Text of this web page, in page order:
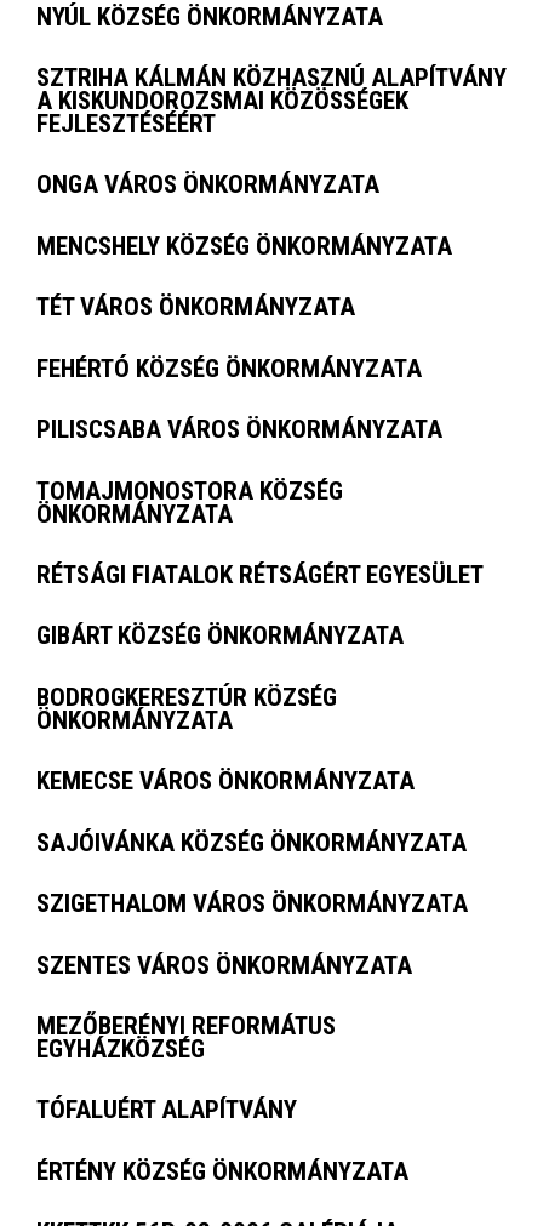
NYÚL KÖZSÉG ÖNKORMÁNYZATA
SZTRIHA KÁLMÁN KÖZHASZNÚ ALAPÍTVÁNY
A KISKUNDOROZSMAI KÖZÖSSÉGEK
FEJLESZTÉSÉÉRT
ONGA VÁROS ÖNKORMÁNYZATA
MENCSHELY KÖZSÉG ÖNKORMÁNYZATA
TÉT VÁROS ÖNKORMÁNYZATA
FEHÉRTÓ KÖZSÉG ÖNKORMÁNYZATA
PILISCSABA VÁROS ÖNKORMÁNYZATA
TOMAJMONOSTORA KÖZSÉG
ÖNKORMÁNYZATA
RÉTSÁGI FIATALOK RÉTSÁGÉRT EGYESÜLET
GIBÁRT KÖZSÉG ÖNKORMÁNYZATA
BODROGKERESZTÚR KÖZSÉG
ÖNKORMÁNYZATA
KEMECSE VÁROS ÖNKORMÁNYZATA
SAJÓIVÁNKA KÖZSÉG ÖNKORMÁNYZATA
SZIGETHALOM VÁROS ÖNKORMÁNYZATA
SZENTES VÁROS ÖNKORMÁNYZATA
MEZŐBERÉNYI REFORMÁTUS
EGYHÁZKÖZSÉG
TÓFALUÉRT ALAPÍTVÁNY
ÉRTÉNY KÖZSÉG ÖNKORMÁNYZATA